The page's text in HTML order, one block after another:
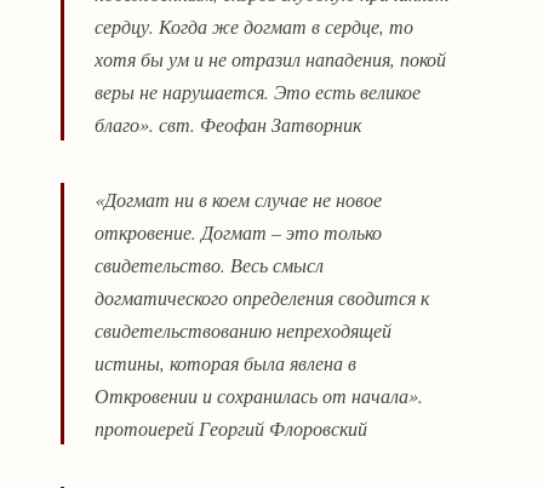
сердцу. Когда же догмат в сердце, то
хотя бы ум и не отразил нападения, покой
веры не нарушается. Это есть великое
благо». свт. Феофан Затворник
«Догмат ни в коем случае не новое
откровение. Догмат – это только
свидетельство. Весь смысл
догматического определения сводится к
свидетельствованию непреходящей
истины, которая была явлена в
Откровении и сохранилась от начала».
протоиерей Георгий Флоровский